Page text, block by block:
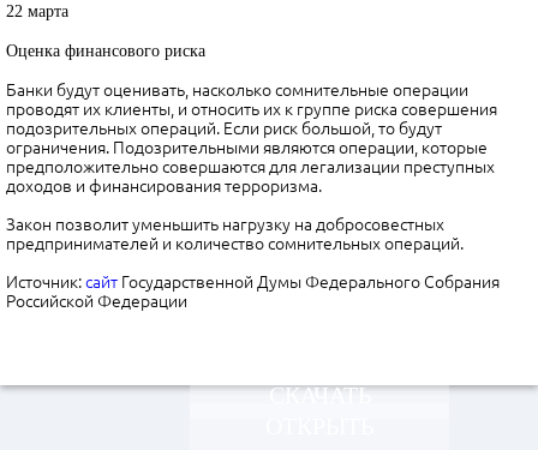
22 марта
Оценка финансового риска
Банки будут оценивать, насколько сомнительные операции
проводят их клиенты, и относить их к группе риска совершения
подозрительных операций. Если риск большой, то будут
ограничения. Подозрительными являются операции, которые
предположительно совершаются для легализации преступных
доходов и финансирования терроризма.
Закон позволит уменьшить нагрузку на добросовестных
предпринимателей и количество сомнительных операций.
Источник:сайт Государственной Думы Федерального Собрания
Российской Федерации
СКАЧАТЬ